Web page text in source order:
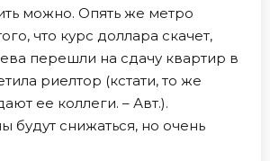
можно. Опять же метро
что курс доллара скачет,
перешли на сдачу квартир в
риелтор (кстати, то же
ее коллеги. – Авт.).
будут снижаться, но очень